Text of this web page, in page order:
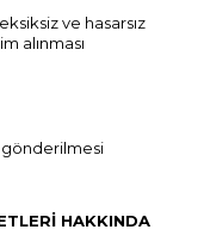
ve hasarsız
alınması
gönderilmesi
HAKKINDA